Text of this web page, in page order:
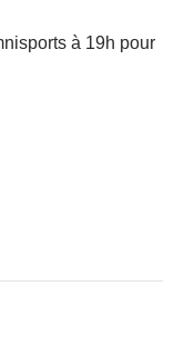
à 19h pour